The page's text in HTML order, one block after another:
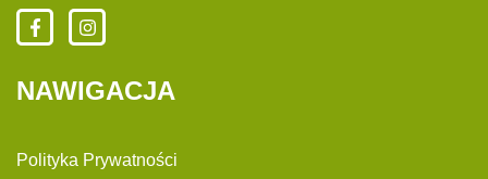
NAWIGACJA
Polityka Prywatności